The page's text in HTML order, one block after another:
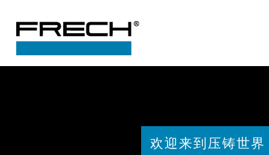
欢迎来到压铸世界